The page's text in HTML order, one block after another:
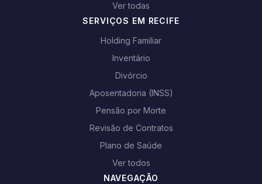
Ver todas
SERVIÇOS EM RECIFE
Holding Familiar
Inventário
Divórcio
Aposentadoria (INSS)
Pensão por Morte
Revisão de Contratos
Plano de Saúde
Ver todos
NAVEGAÇÃO